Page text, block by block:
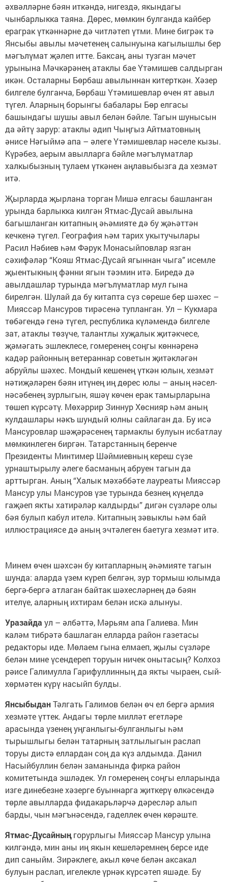
әхвәлләрне бәян иткәндә, нигездә, якындагы
чынбарлыкка таяна. Дөрес, мөмкин булганда кайбер
ераграк үткәннәрне дә читләтеп үтми. Мине бигрәк тә
Янсыбы авылы мәчетенең салынуына кагылышлы бер
мәгълүмат җәлеп итте. Баксаң, аны тузган мәчет
урынына Мәчкәрәнең атаклы бае Үтәмишев салдырган
икән. Осталарны Бөрбаш авылыннан китерткән. Хәзер
билгеле булганча, Бөрбаш Үтәмишевлар өчен ят авыл
түгел. Аларның борынгы бабалары Бөр елгасы
башындагы шушы авыл белән бәйле. Тагын шунысын
да әйтү зарур: атаклы әдип Чыңгыз Айтматовның
әнисе Нәгыймә апа – әлеге Үтәмишевлар нәселе кызы.
Күрәбез, аерым авылларга бәйле мәгълүматлар
халкыбызның тулаем үткәнен аңлавыбызга да хезмәт
итә.
Җырларда җырлана торган Мишә елгасы башланган
урында барлыкка килгән Ятмас-Дусай авылына
багышланган китапның әһәмияте дә бу җәһәттән
кечкенә түгел. География һәм тарих укытучылары
Расил Нәбиев һәм Фәрук Монасыйповлар язган
сәхифәләр “Кояш Ятмас-Дусай ягыннан чыга” исемле
җыентыкның фәнни ягын тәэмин итә. Биредә дә
авылдашлар турында мәгълүматлар мул гына
бирелгән. Шулай да бу китапта сүз сөреше бер шәхес –
Мияссәр Мансуров тирәсенә тупланган. Ул – Кукмара
төбәгендә генә түгел, республика күләмендә билгеле
зат, атаклы төзүче, талантлы хуҗалык җитәкчесе,
җәмәгать эшлеклесе, гомеренең соңгы көннәренә
кадәр районның ветераннар советын җитәкләгән
абруйлы шәхес. Мондый кешенең үткән юлын, хезмәт
нәтиҗәләрен бәян итүнең иң дөрес юлы – аның нәсел-
нәсәбенең зурлыгын, яшәү көчен ерак тамырларына
төшеп күрсәтү. Мөхәррир Зиннур Хөснияр һәм аның
кулдашлары нәкъ шундый юлны сайлаган да. Бу исә
Мансуровлар шәҗәрәсенең тармаклы булуын исбатлау
мөмкинлеген биргән. Татарстанның беренче
Президенты Минтимер Шәймиевның кереш сүзе
урнаштырылу әлеге басманың абруен тагын да
арттырган. Аның “Халык мәхәббәте лауреаты Мияссәр
Мансур улы Мансуров үзе турында безнең күңелдә
гаҗәеп якты хатирәләр калдырды” дигән сүзләре олы
бәя булып кабул ителә. Китапның зәвыклы һәм бай
иллюстрациясе дә аның эчтәлеген баетуга хезмәт итә.
Минем өчен шәхсән бу китапларның әһәмияте тагын
шунда: аларда үзем күреп белгән, зур тормыш юлымда
бергә-бергә атлаган байтак шәхесләрнең дә бәян
ителүе, аларның ихтирам белән искә алынуы.
Уразайда ул – әлбәттә, Мәрьям апа Галиева. Мин
каләм тибрәтә башлаган елларда район газетасы
редакторы иде. Мөлаем гына елмаеп, җылы сүзләре
белән мине үсендереп торуын ничек онытасың? Колхоз
рәисе Галимулла Гарифуллинның да якты чыраен, сый-
хөрмәтен күрү насыйп булды.
ЯнсыбыданТәлгать Галимов белән өч ел бергә армия
хезмәте үттек. Андагы төрле милләт егетләре
арасында үзенең уңганлыгы-булганлыгы һәм
тырышлыгы белән татарның затлылыгын раслап
торуы дистә еллардан соң да күз алдымда. Данил
Насыйбуллин белән заманында фирка район
комитетында эшләдек. Ул гомеренең соңгы елларында
изге динебезне хәзерге буыннарга җиткерү өлкәсендә
төрле авылларда фидакарьләрчә дәресләр алып
барды, чын мәгънәсендә, гаделлек өчен көрәште.
Ятмас-Дусайныңгорурлыгы Мияссәр Мансур улына
килгәндә, мин аны иң якын кешеләремнең берсе иде
дип саныйм. Зирәклеге, акыл көче белән аксакал
булуын раслап, игелекле үрнәк күрсәтеп яшәде. Бу